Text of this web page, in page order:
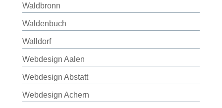
Waldbronn
Waldenbuch
Walldorf
Webdesign Aalen
Webdesign Abstatt
Webdesign Achern